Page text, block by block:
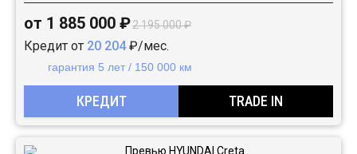
от 1 885 000 ₽2 195 000 ₽
Кредит от 20 204₽/мес.
гарантия 5 лет / 150 000 км
КРЕДИТ TRADE IN